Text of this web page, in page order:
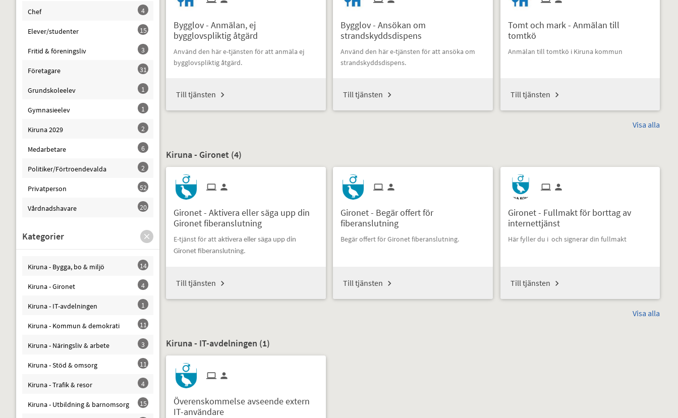
Chef 4
Elever/studenter 15
Fritid & föreningsliv 3
Företagare 31
Grundskoleelev 1
Gymnasieelev 1
Kiruna 2029 2
Medarbetare 6
Politiker/Förtroendevalda 2
Privatperson 52
Vårdnadshavare 20
Kategorier
Kiruna - Bygga, bo & miljö 14
Kiruna - Gironet 4
Kiruna - IT-avdelningen 1
Kiruna - Kommun & demokrati 11
Kiruna - Näringsliv & arbete 3
Kiruna - Stöd & omsorg 11
Kiruna - Trafik & resor 4
Kiruna - Utbildning & barnomsorg 15
Bygglov - Anmälan, ej
bygglovspliktig åtgärd
Använd den här e-tjänsten för att anmäla ej
bygglovspliktig åtgärd.
Till tjänsten
Bygglov - Ansökan om
strandskyddsdispens
Använd den här e-tjänsten för att ansöka om
strandskyddsdispens.
Till tjänsten
Tomt och mark - Anmälan till
tomtkö
Anmälan till tomtkö i Kiruna kommun
Till tjänsten
Visa alla
Kiruna - Gironet (4)
Gironet - Aktivera eller säga upp din
Gironet fiberanslutning
E-tjänst för att a ktivera eller säga upp din
Gironet fiberanslutning.
Till tjänsten
Gironet - Begär offert för
fiberanslutning
Begär offert för Gironet fiberanslutning.
Till tjänsten
Gironet - Fullmakt för borttag av
internettjänst
Här fyller du i och signerar din fullmakt
Till tjänsten
Visa alla
Kiruna - IT-avdelningen (1)
Överenskommelse avseende extern
IT-användare